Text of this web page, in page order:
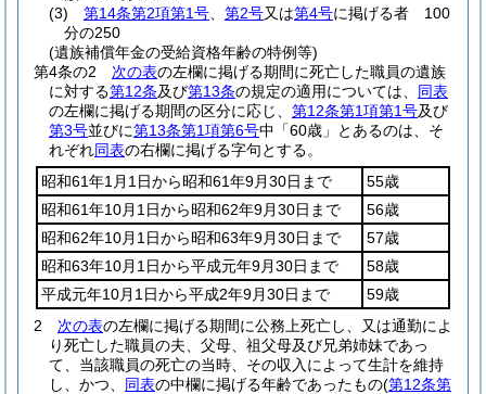
(3)
第14条第2項第1号 第2号又は第4号に掲げる者 100
分の250
(遺族補償年金の受給資格年齢の特例等)
第4条の2
次の表の左欄に掲げる期間に死亡した職員の遺族
に対する第12条及び第13条の規定の適用については、 同表
の左欄に掲げる期間の区分に応じ、 第12条第1項第1号及び
第3号並びに第13条第1項第6号中「60歳」とあるのは、そ
れぞれ同表の右欄に掲げる字句とする。
昭和61年1月1日から昭和61年9月30日まで
55歳
昭和61年10月1日から昭和62年9月30日まで
56歳
昭和62年10月1日から昭和63年9月30日まで
57歳
昭和63年10月1日から平成元年9月30日まで
58歳
平成元年10月1日から平成2年9月30日まで
59歳
2
次の表の左欄に掲げる期間に公務上死亡し、又は通勤によ
り死亡した職員の夫、父母、祖父母及び兄弟姉妹であっ
て、当該職員の死亡の当時、その収入によって生計を維持
し、かつ、 同表の中欄に掲げる年齢であったもの(第12条第